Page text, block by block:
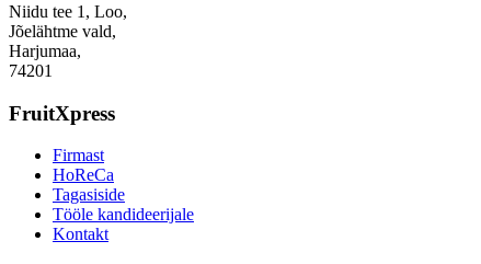
Niidu tee 1, Loo,
Jõelähtme vald,
Harjumaa,
74201
FruitXpress
Firmast
HoReCa
Tagasiside
Tööle kandideerijale
Kontakt